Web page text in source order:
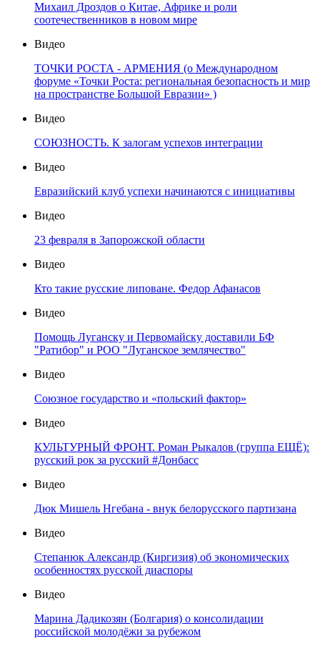
Михаил Дроздов о Китае, Африке и роли
соотечественников в новом мире
Видео
ТОЧКИ РОСТА - АРМЕНИЯ (о Международном
форуме «Точки Роста: региональная безопасность и мир
на пространстве Большой Евразии» )
Видео
СОЮЗНОСТЬ. К залогам успехов интеграции
Видео
Евразийский клуб успехи начинаются с инициативы
Видео
23 февраля в Запорожской области
Видео
Кто такие русские липоване. Федор Афанасов
Видео
Помощь Луганску и Первомайску доставили БФ
"Ратибор" и РОО "Луганское землячество"
Видео
Союзное государство и «польский фактор»
Видео
КУЛЬТУРНЫЙ ФРОНТ. Роман Рыкалов (группа ЕЩЁ):
русский рок за русский #Донбасс
Видео
Дюк Мишель Нгебана - внук белорусского партизана
Видео
Степанюк Александр (Киргизия) об экономических
особенностях русской диаспоры
Видео
Марина Дадикозян (Болгария) о консолидации
российской молодёжи за рубежом